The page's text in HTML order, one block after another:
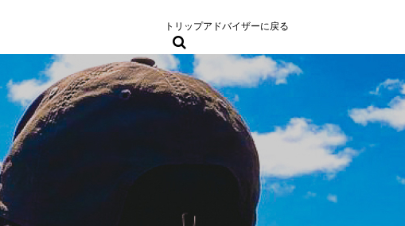
トリップアドバイザーに戻る